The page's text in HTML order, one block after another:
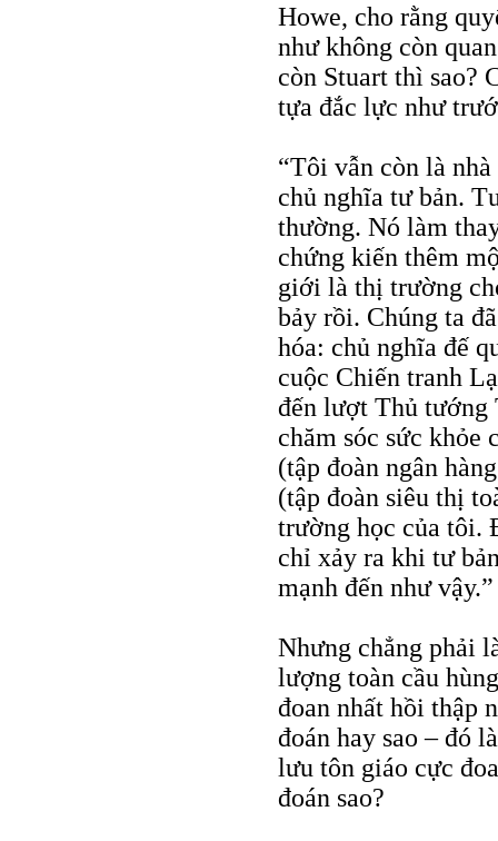
Howe, cho rằng
như không còn
còn Stuart thì sao?
tựa đắc lực như
“Tôi vẫn còn là
chủ nghĩa tư bản.
thường. Nó làm
chứng kiến thêm
giới là thị trường
bảy rồi. Chúng ta
hóa: chủ nghĩa đế
cuộc Chiến tranh
đến lượt Thủ tướng
chăm sóc sức khỏe
(tập đoàn ngân
(tập đoàn siêu thị
trường học của tôi.
chỉ xảy ra khi tư
mạnh đến như vậy.”
Nhưng chẳng phải
lượng toàn cầu
đoan nhất hồi thập
đoán hay sao – đó
lưu tôn giáo cực
đoán sao?